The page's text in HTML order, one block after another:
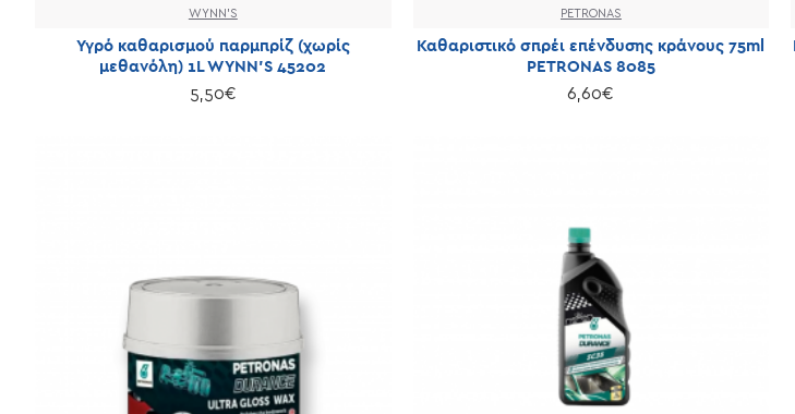
WYNN'S
Υγρό καθαρισμού παρμπρίζ (χωρίς
μεθανόλη) 1L WYNN'S 45202
5,50€
PETRONAS
Καθαριστικό σπρέι επένδυσης κράνους 75ml
PETRONAS 8085
6,60€